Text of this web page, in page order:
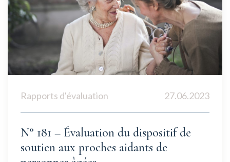
Rapports d'évaluation 27.06.2023
N° 181 – Évaluation du dispositif de
soutien aux proches aidants de